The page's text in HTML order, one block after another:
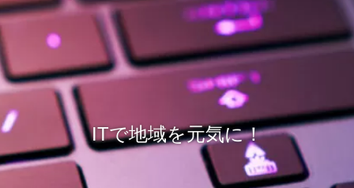
ITで地域を元気に！